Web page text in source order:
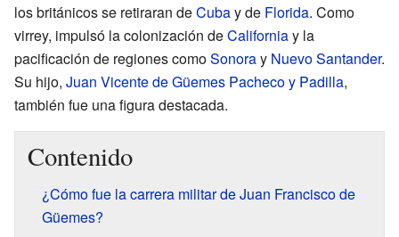
los británicos se retiraran deCubay de Florida. Como
virrey, impulsó la colonización deCaliforniay la
pacificación de regiones comoSonoray Nuevo Santander.
Su hijo, Juan Vicente de Güemes Pacheco y Padilla,
también fue una figura destacada.
Contenido
¿Cómo fue la carrera militar de Juan Francisco de
Güemes?